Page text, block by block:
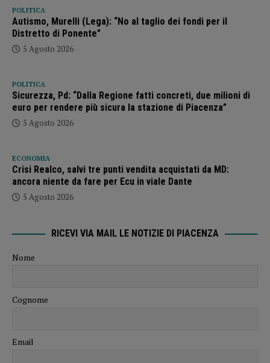
POLITICA
Autismo, Murelli (Lega): “No al taglio dei fondi per il
Distretto di Ponente”
5 Agosto 2026
POLITICA
Sicurezza, Pd: “Dalla Regione fatti concreti, due milioni di
euro per rendere più sicura la stazione di Piacenza”
5 Agosto 2026
ECONOMIA
Crisi Realco, salvi tre punti vendita acquistati da MD:
ancora niente da fare per Ecu in viale Dante
5 Agosto 2026
RICEVI VIA MAIL LE NOTIZIE DI PIACENZA
Nome
Cognome
Email